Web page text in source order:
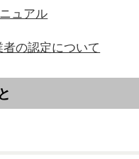
ュアル
の認定について